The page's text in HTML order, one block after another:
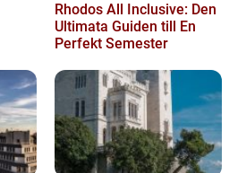
Rhodos All Inclusive: Den
Ultimata Guiden till En
Perfekt Semester